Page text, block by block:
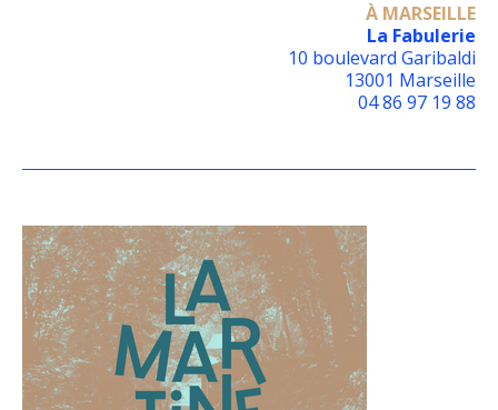
À MARSEILLE
La Fabulerie
10 boulevard Garibaldi
13001 Marseille
04 86 97 19 88